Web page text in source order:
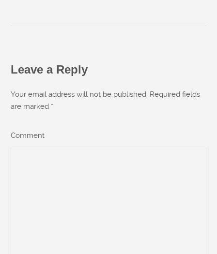
Leave a Reply
Your email address will not be published. Required fields
are marked *
Comment